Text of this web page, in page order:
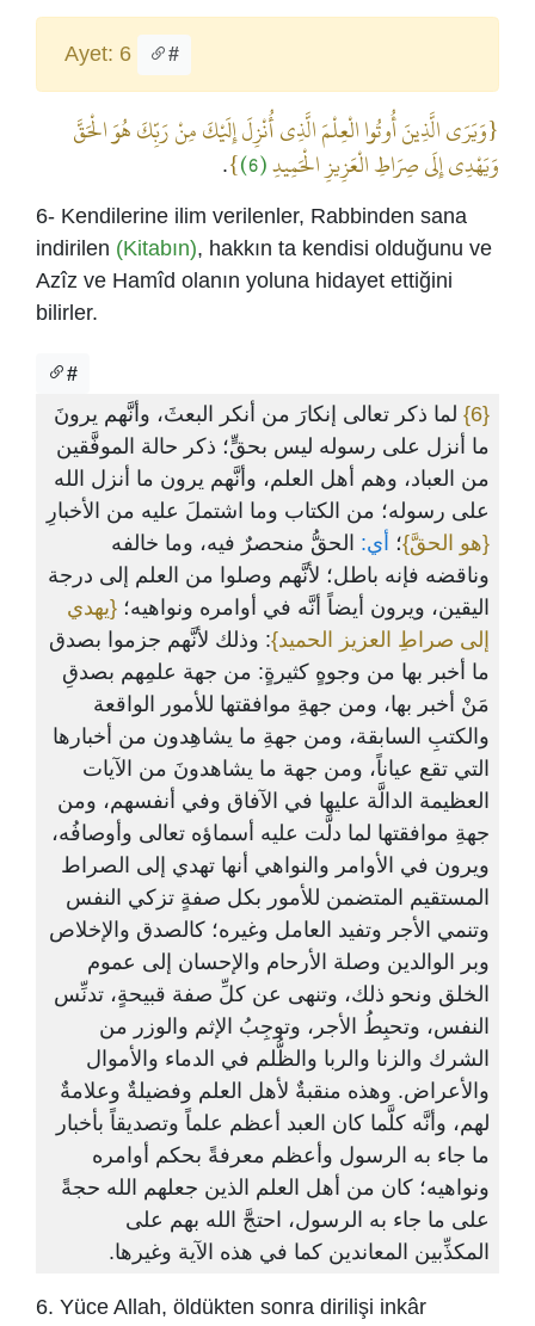
Ayet: 6 #
{وَيَرَى الَّذِينَ أُوتُوا الْعِلْمَ الَّذِي أُنْزِلَ إِلَيْكَ مِنْ رَبِّكَ هُوَ الْحَقَّ
وَيَهْدِي إِلَى صِرَاطِ الْعَزِيزِ الْحَمِيدِ(6)
}
.
6- Kendilerine ilim verilenler, Rabbinden sana
indirilen (Kitabın), hakkın ta kendisi olduğunu ve
Azîz ve Hamîd olanın yoluna hidayet ettiğini
bilirler.
#
{6}
لما ذكر تعالى إنكارَ من أنكر البعثَ، وأنَّهم يرونَ
ما أنزل على رسوله ليس بحقٍّ؛ ذكر حالة الموفَّقين
من العباد، وهم أهل العلم، وأنَّهم يرون ما أنزل الله
على رسوله؛ من الكتاب وما اشتملَ عليه من الأخبارِ
{هو الحقَّ}؛ أي: الحقُّ منحصرٌ فيه، وما خالفه
وناقضه فإنه باطل؛ لأنَّهم وصلوا من العلم إلى درجة
اليقين، ويرون أيضاً أنَّه في أوامره ونواهيه؛ {يهدي
إلى صراطِ العزيز الحميد}: وذلك لأنَّهم جزموا بصدق
ما أخبر بها من وجوهٍ كثيرةٍ: من جهة علمِهم بصدقِ
مَنْ أخبر بها، ومن جهةِ موافقتها للأمور الواقعة
والكتبِ السابقة، ومن جهةِ ما يشاهِدون من أخبارها
التي تقع عياناً، ومن جهة ما يشاهدونَ من الآيات
العظيمة الدالَّة عليها في الآفاق وفي أنفسهم، ومن
جهةِ موافقتها لما دلَّت عليه أسماؤه تعالى وأوصافُه،
ويرون في الأوامر والنواهي أنها تهدي إلى الصراط
المستقيم المتضمن للأمور بكل صفةٍ تزكي النفس
وتنمي الأجر وتفيد العامل وغيره؛ كالصدق والإخلاص
وبر الوالدين وصلة الأرحام والإحسان إلى عموم
الخلق ونحو ذلك، وتنهى عن كلِّ صفة قبيحةٍ، تدنِّس
النفس، وتحبِطُ الأجر، وتوجِبُ الإثم والوزر من
الشرك والزنا والربا والظُّلم في الدماء والأموال
والأعراض. وهذه منقبةٌ لأهل العلم وفضيلةٌ وعلامةٌ
لهم، وأنَّه كلَّما كان العبد أعظم علماً وتصديقاً بأخبار
ما جاء به الرسول وأعظم معرفةً بحكم أوامره
ونواهيه؛ كان من أهل العلم الذين جعلهم الله حجةً
على ما جاء به الرسول، احتجَّ الله بهم على
المكذِّبين المعاندين كما في هذه الآية وغيرها.
6. Yüce Allah, öldükten sonra dirilişi inkâr